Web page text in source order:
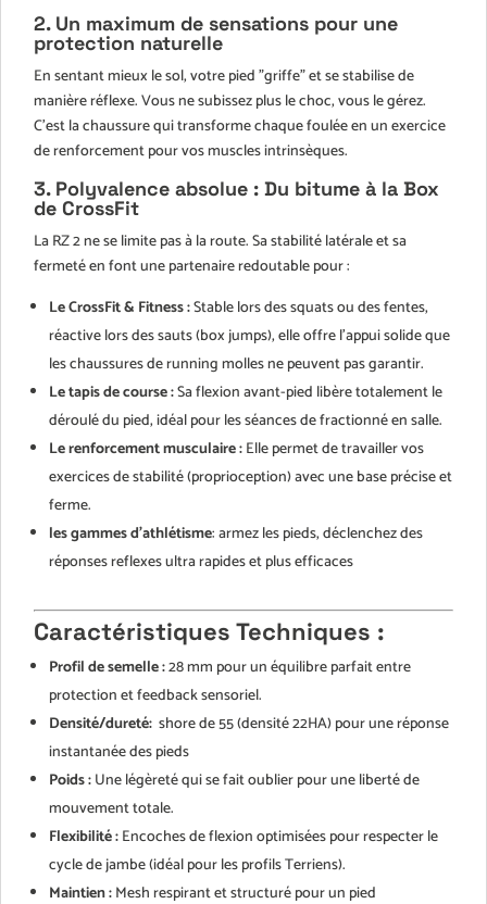
2. Un maximum de sensations pour une
protection naturelle
En sentant mieux le sol, votre pied "griffe" et se stabilise de
manière réflexe. Vous ne subissez plus le choc, vous le gérez.
C’est la chaussure qui transforme chaque foulée en un exercice
de renforcement pour vos muscles intrinsèques.
3. Polyvalence absolue : Du bitume à la Box
de CrossFit
La RZ 2 ne se limite pas à la route. Sa stabilité latérale et sa
fermeté en font une partenaire redoutable pour :
Le CrossFit & Fitness :Stable lors des squats ou des fentes,
réactive lors des sauts (box jumps), elle offre l'appui solide que
les chaussures de running molles ne peuvent pas garantir.
Le tapis de course :Sa flexion avant-pied libère totalement le
déroulé du pied, idéal pour les séances de fractionné en salle.
Le renforcement musculaire :Elle permet de travailler vos
exercices de stabilité (proprioception) avec une base précise et
ferme.
les gammes d'athlétisme: armez les pieds, déclenchez des
réponses reflexes ultra rapides et plus efficaces
Caractéristiques Techniques :
Profil de semelle :28 mm pour un équilibre parfait entre
protection et feedback sensoriel.
Densité/dureté: shore de 55 (densité 22HA) pour une réponse
instantanée des pieds
Poids :Une légèreté qui se fait oublier pour une liberté de
mouvement totale.
Flexibilité :Encoches de flexion optimisées pour respecter le
cycle de jambe (idéal pour les profils Terriens).
Maintien :Mesh respirant et structuré pour un pied